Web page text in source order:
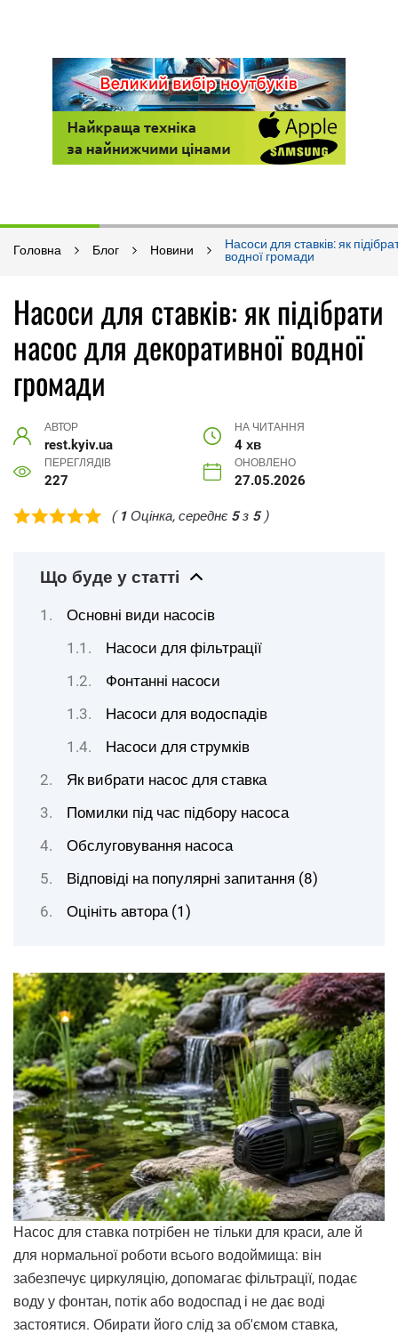
Головна Блог Новини
Насоси для ставків: як
водної громади
Насоси для ставків: як підібрати
насос для декоративної водної
громади
АВТОР
rest.kyiv.ua
НА ЧИТАННЯ
4 хв
ПЕРЕГЛЯДІВ
227
ОНОВЛЕНО
27.05.2026
( 1 Оцінка, середнє 5з 5)
Що буде у статті
Основні види насосів
Насоси для фільтрації
Фонтанні насоси
Насоси для водоспадів
Насоси для струмків
Як вибрати насос для ставка
Помилки під час підбору насоса
Обслуговування насоса
Відповіді на популярні запитання (8)
Оцініть автора (1)
Насос для ставка потрібен не тільки для краси, але й
для нормальної роботи всього водоймища: він
забезпечує циркуляцію, допомагає фільтрації, подає
воду у фонтан, потік або водоспад і не дає воді
застоятися. Обирати його слід за об'ємом ставка,